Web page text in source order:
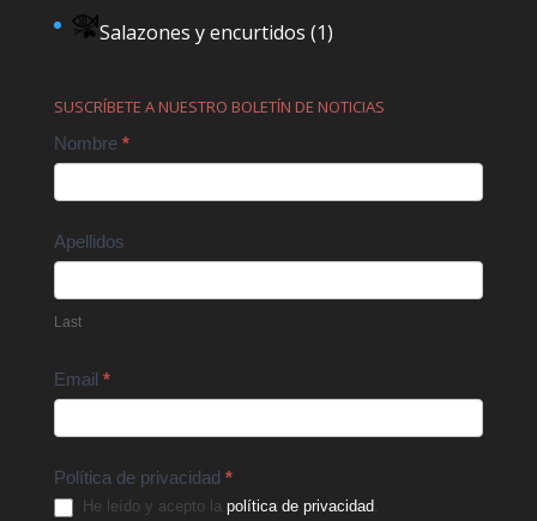
Salazones y encurtidos (1)
SUSCRÍBETE A NUESTRO BOLETÍN DE NOTICIAS
Contact
Nombre *
Apellidos
Last
Email *
Política de privacidad *
He leído y acepto la política de privacidad.